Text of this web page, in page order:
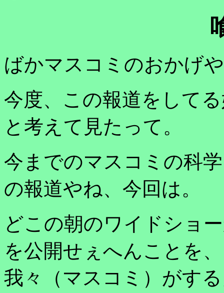
ばかマスコミのおかげ
今度、この報道をして
と考えて見たって。
今までのマスコミの科
の報道やね、今回は。
どこの朝のワイドショ
を公開せぇへんことを
我々（マスコミ）がす